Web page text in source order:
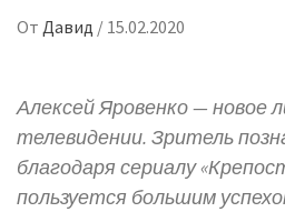
От Давид / 15.02.2020
Алексей Яровенко — новое
телевидении. Зритель
благодаря сериалу
пользуется большим